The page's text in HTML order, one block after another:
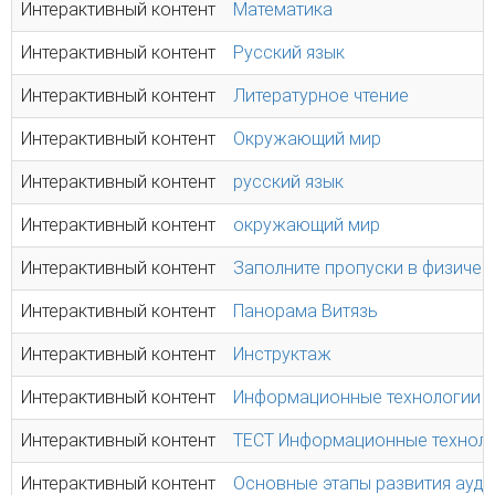
Интерактивный контент Математика
Интерактивный контент Русский язык
Интерактивный контент Литературное чтение
Интерактивный контент Окружающий мир
Интерактивный контент русский язык
Интерактивный контент окружающий мир
Интерактивный контент Заполните пропуски в
Интерактивный контент Панорама Витязь
Интерактивный контент Инструктаж
Интерактивный контент Информационные технологии
Интерактивный контент ТЕСТ Информационные
Интерактивный контент Основные этапы развития